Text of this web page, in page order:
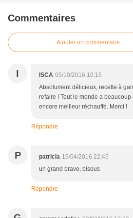
Commentaires
Ajouter un commentaire
I ISCA 05/10/2016 10:15
Absolument délicieux, recette à
refaire ! Tout le monde a
encore meilleur réchauffé. Merci !
Répondre
P patricia 19/04/2016 22:45
un grand bravo, bisous
Répondre